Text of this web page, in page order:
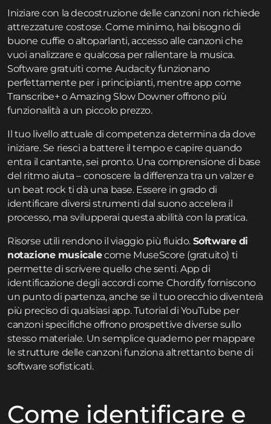
Iniziare con la decostruzione delle canzoni non richiede
attrezzature costose. Come minimo, hai bisogno di
buone cuffie o altoparlanti, accesso alle canzoni che
vuoi analizzare e qualcosa per rallentare la musica.
Software gratuiti come Audacity funzionano
perfettamente per i principianti, mentre app come
Transcribe+ o Amazing Slow Downer offrono più
funzionalità a un piccolo prezzo.
Il tuo livello attuale di competenza determina da dove
iniziare. Se riesci a battere il tempo e capire quando
entra il cantante, sei pronto. Una comprensione di base
del ritmo aiuta – conoscere la differenza tra un valzer e
un beat rock ti dà una base. Essere in grado di
identificare diversi strumenti dal suono accelera il
processo, ma svilupperai questa abilità con la pratica.
Risorse utili rendono il viaggio più fluido. Software di
notazione musicalecome MuseScore (gratuito) ti
permette di scrivere quello che senti. App di
identificazione degli accordi come Chordify forniscono
un punto di partenza, anche se il tuo orecchio diventerà
più preciso di qualsiasi app. Tutorial di YouTube per
canzoni specifiche offrono prospettive diverse sullo
stesso materiale. Un semplice quaderno per mappare
le strutture delle canzoni funziona altrettanto bene di
software sofisticati.
Come identificare e